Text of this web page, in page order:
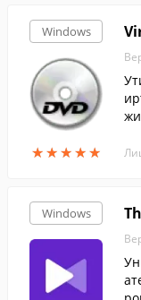
Windows
★★★★★
★★★★★
Windows